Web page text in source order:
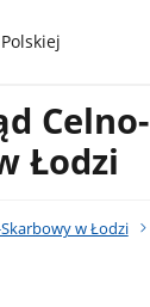
Celno-
Łodzi
w Łodzi